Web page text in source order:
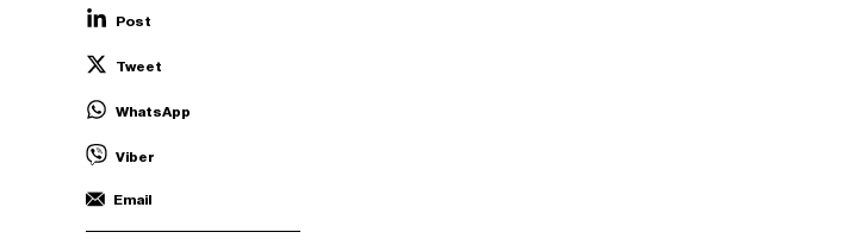
Post
Tweet
WhatsApp
Viber
Email